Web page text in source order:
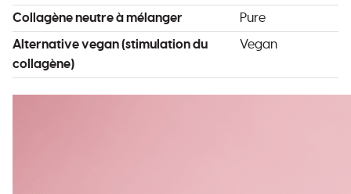
Collagène neutre à mélanger Pure
Alternative vegan (stimulation du
collagène)
Vegan